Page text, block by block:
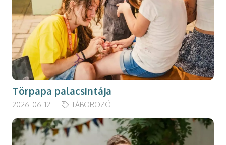
Törpapa palacsintája
2026. 06. 12. TÁBOROZÓ